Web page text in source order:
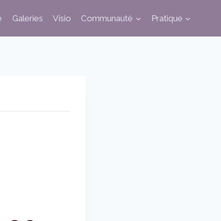
Galeries Visio Communauté Pratique